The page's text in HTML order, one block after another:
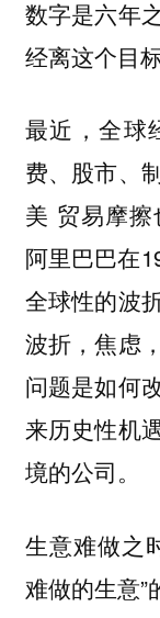
数字是六年
经离这个目
最近，全球
费、股市、
美 贸易摩擦
阿里巴巴在
全球性的波
波折，焦虑
问题是如何
来历史性机
境的公司。
生意难做之
难做的生意”